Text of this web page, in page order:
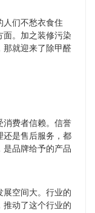
人们不愁衣食住
面。加之装修污染
那就迎来了除甲醛
消费者信赖。信誉
还是售后服务，都
是品牌给予的产品
展空间大。行业的
推动了这个行业的